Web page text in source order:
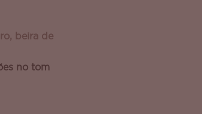
beira de
no tom